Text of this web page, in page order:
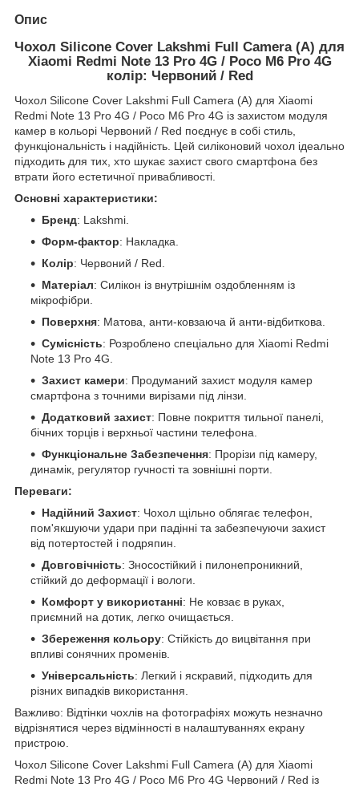
Опис
Чохол Silicone Cover Lakshmi Full Camera (A) для
Xiaomi Redmi Note 13 Pro 4G / Poco M6 Pro 4G
колір: Червоний / Red
Чохол Silicone Cover Lakshmi Full Camera (A) для Xiaomi
Redmi Note 13 Pro 4G / Poco M6 Pro 4G із захистом модуля
камер в кольорі Червоний / Red поєднує в собі стиль,
функціональність і надійність. Цей силіконовий чохол ідеально
підходить для тих, хто шукає захист свого смартфона без
втрати його естетичної привабливості.
Основні характеристики:
Бренд: Lakshmi.
Форм-фактор: Накладка.
Колір: Червоний / Red.
Матеріал: Силікон із внутрішнім оздобленням із
мікрофібри.
Поверхня: Матова, анти-ковзаюча й анти-відбиткова.
Сумісність: Розроблено спеціально для Xiaomi Redmi
Note 13 Pro 4G.
Захист камери: Продуманий захист модуля камер
смартфона з точними вирізами під лінзи.
Додатковий захист: Повне покриття тильної панелі,
бічних торців і верхньої частини телефона.
Функціональне Забезпечення: Прорізи під камеру,
динамік, регулятор гучності та зовнішні порти.
Переваги:
Надійний Захист: Чохол щільно облягає телефон,
пом'якшуючи удари при падінні та забезпечуючи захист
від потертостей і подряпин.
Довговічність: Зносостійкий і пилонепроникний,
стійкий до деформації і вологи.
Комфорт у використанні: Не ковзає в руках,
приємний на дотик, легко очищається.
Збереження кольору: Стійкість до вицвітання при
впливі сонячних променів.
Універсальність: Легкий і яскравий, підходить для
різних випадків використання.
Важливо: Відтінки чохлів на фотографіях можуть незначно
відрізнятися через відмінності в налаштуваннях екрану
пристрою.
Чохол Silicone Cover Lakshmi Full Camera (A) для Xiaomi
Redmi Note 13 Pro 4G / Poco M6 Pro 4G Червоний / Red із